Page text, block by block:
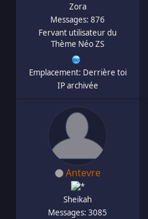
Zora
Messages: 876
Fervant utilisateur du
Thème Néo ZS
Emplacement: Derrière toi
IP archivée
Antevre
Sheikah
Messages: 3085